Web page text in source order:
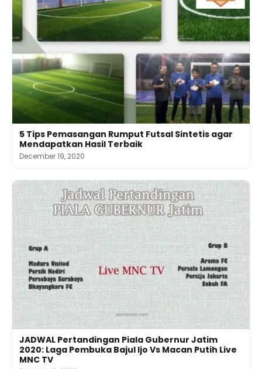
5 Tips Pemasangan Rumput Futsal Sintetis agar
Mendapatkan Hasil Terbaik
December 19, 2020
JADWAL Pertandingan Piala Gubernur Jatim
2020: Laga Pembuka Bajul Ijo Vs Macan Putih Live
MNC TV